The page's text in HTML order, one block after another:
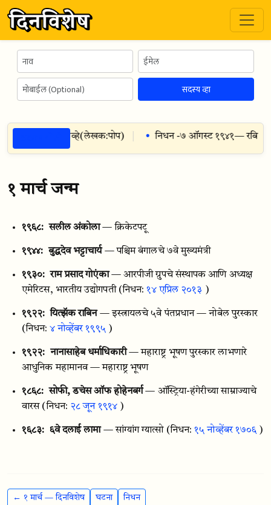
सदस्य व्हा
विश्रांतीने नव्हे(लेखक:पोप) निधन -७ ऑगस्ट १९४१—
१ मार्च जन्म
१९६८: सलील अंकोला — क्रिकेटपटू
१९४४: बुद्धदेव भट्टाचार्य — पश्चिम बंगालचे ७वे मुख्यमंत्री
१९३०: राम प्रसाद गोएंका — आरपीजी ग्रुपचे संस्थापक आणि अध्यक्ष
एमेरिटस, भारतीय उद्योगपती (निधन:१४ एप्रिल २०१३ )
१९२२: यित्झॅक राबिन — इस्त्रायलचे ५वे पंतप्रधान — नोबेल पुरस्कार
(निधन:४ नोव्हेंबर १९९५ )
१९२२: नानासाहेब धर्माधिकारी — महाराष्ट्र भूषण पुरस्कार लाभणारे
आधुनिक महामानव — महाराष्ट्र भूषण
१८६८: सोफी, डचेस ऑफ होहेनबर्ग — ऑस्ट्रिया-हंगेरीच्या साम्राज्याचे
वारस (निधन: २८ जून १९१४ )
१६८३: ६वे दलाई लामा — सांग्यांग ग्यात्सो (निधन:१५ नोव्हेंबर १७०६ )
← १ मार्च — दिनविशेष घटना निधन